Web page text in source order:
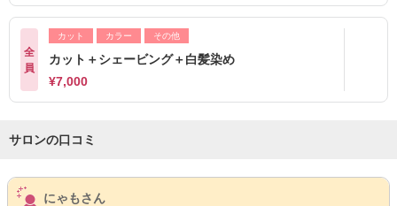
全
員
カット カラー その他
カット＋シェービング＋白髪染め
¥7,000
サロンの口コミ
サロンPick Up
にゃもさん